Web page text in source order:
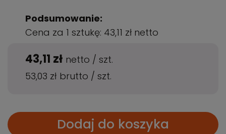
Podsumowanie:
Cena za 1 sztukę: 43,11 zł netto
43,11 zł netto / szt.
53,03 zł brutto / szt.
Dodaj do koszyka